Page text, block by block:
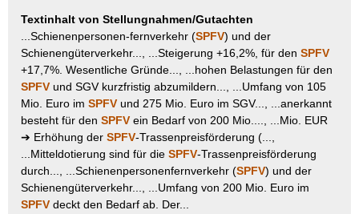
Textinhalt von Stellungnahmen/Gutachten
...Schienenpersonen-fernverkehr (SPFV) und der
Schienengüterverkehr..., ...Steigerung +16,2%, für den SPFV
+17,7%. Wesentliche Gründe..., ...hohen Belastungen für den
SPFV und SGV kurzfristig abzumildern..., ...Umfang von 105
Mio. Euro im SPFV und 275 Mio. Euro im SGV..., ...anerkannt
besteht für den SPFV ein Bedarf von 200 Mio...., ...Mio. EUR
➔ Erhöhung der SPFV-Trassenpreisförderung (...,
...Mitteldotierung sind für die SPFV-Trassenpreisförderung
durch..., ...Schienenpersonenfernverkehr (SPFV) und der
Schienengüterverkehr..., ...Umfang von 200 Mio. Euro im
SPFV deckt den Bedarf ab. Der...